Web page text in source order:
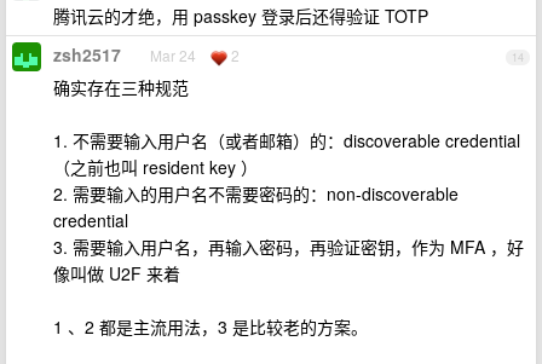
腾讯云的才绝，用 passkey 登录后还得验证 TOTP
14
zsh2517 Mar 24 2
确实存在三种规范
1. 不需要输入用户名（或者邮箱）的：discoverable credential
（之前也叫 resident key ）
2. 需要输入的用户名不需要密码的：non-discoverable
credential
3. 需要输入用户名，再输入密码，再验证密钥，作为 MFA ，好
像叫做 U2F 来着
1 、2 都是主流用法，3 是比较老的方案。